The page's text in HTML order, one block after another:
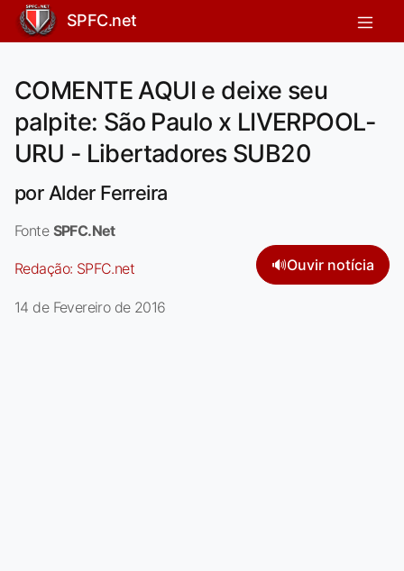
SPFC.net
COMENTE AQUI e deixe seu
palpite: São Paulo x LIVERPOOL-
URU - Libertadores SUB20
por Alder Ferreira
Fonte SPFC.Net
Redação: SPFC.net 🔊Ouvir notícia
14 de Fevereiro de 2016